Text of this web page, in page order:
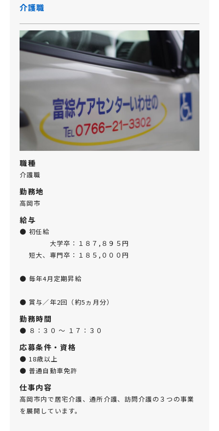
介護職
職種
介護職
勤務地
高岡市
給与
● 初任給
大学卒：１８７,８９５円
短大、専門卒：１８５,０００円
● 毎年4月定期昇給
● 賞与／年2回（約5ヵ月分）
勤務時間
● ８：３０ ～ １７：３０
応募条件・資格
● 18歳以上
● 普通自動車免許
仕事内容
高岡市内で居宅介護、通所介護、訪問介護の３つの事業
を展開しています。